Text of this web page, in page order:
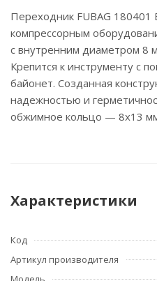
Переходник FUBAG 180401
компрессорным
с внутренним диаметром 8
Крепится к инструменту с
байонет. Созданная
надежностью и
обжимное кольцо — 8х13
Характеристики
Код
Артикул производителя